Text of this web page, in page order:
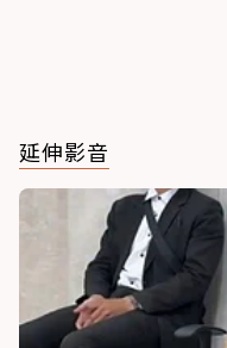
延伸影音